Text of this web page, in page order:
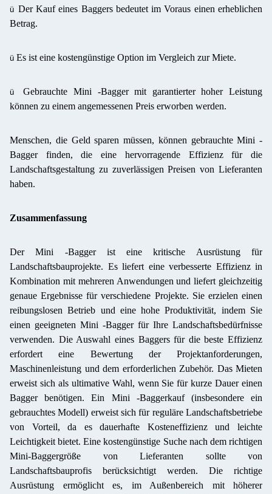
ü Der Kauf eines Baggers bedeutet im Voraus einen erheblichen
Betrag.
ü Es ist eine kostengünstige Option im Vergleich zur Miete.
ü
Gebrauchte Mini -Bagger mit garantierter hoher Leistung
können zu einem angemessenen Preis erworben werden.
Menschen, die Geld sparen müssen, können gebrauchte Mini -
Bagger finden, die eine hervorragende Effizienz für die
Landschaftsgestaltung zu zuverlässigen Preisen von Lieferanten
haben.
Zusammenfassung
Der Mini -Bagger ist eine kritische Ausrüstung für
Landschaftsbauprojekte. Es liefert eine verbesserte Effizienz in
Kombination mit mehreren Anwendungen und liefert gleichzeitig
genaue Ergebnisse für verschiedene Projekte. Sie erzielen einen
reibungslosen Betrieb und eine hohe Produktivität, indem Sie
einen geeigneten Mini -Bagger für Ihre Landschaftsbedürfnisse
verwenden. Die Auswahl eines Baggers für die beste Effizienz
erfordert eine Bewertung der Projektanforderungen,
Maschinenleistung und dem erforderlichen Zubehör. Das Mieten
erweist sich als ultimative Wahl, wenn Sie für kurze Dauer einen
Bagger benötigen. Ein Mini -Baggerkauf (insbesondere ein
gebrauchtes Modell) erweist sich für reguläre Landschaftsbetriebe
von Vorteil, da es dauerhafte Kosteneffizienz und leichte
Leichtigkeit bietet. Eine kostengünstige Suche nach dem richtigen
Mini-Baggergröße von Lieferanten sollte von
Landschaftsbauprofis berücksichtigt werden. Die richtige
Ausrüstung ermöglicht es, im Außenbereich mit höherer